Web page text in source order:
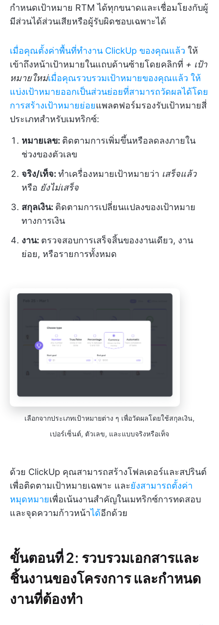
กำหนดเป้าหมาย RTM ได้ทุกขนาดและเชื่อมโยงกับผู้
มีส่วนได้ส่วนเสียหรือผู้รับผิดชอบเฉพาะได้
เมื่อคุณตั้งค่าพื้นที่ทำงาน ClickUp ของคุณแล้ว ให้
เข้าถึงหน้าเป้าหมายในแถบด้านซ้ายโดยคลิกที่ + เป้า
หมายใหม่เมื่อคุณรวบรวมเป้าหมายของคุณแล้ว ให้
แบ่งเป้าหมายออกเป็นส่วนย่อยที่สามารถวัดผลได้โดย
การสร้างเป้าหมายย่อยแพลตฟอร์มรองรับเป้าหมายสี่
ประเภทสำหรับเมทริกซ์:
หมายเลข: ติดตามการเพิ่มขึ้นหรือลดลงภายใน
ช่วงของตัวเลข
จริง/เท็จ: ทำเครื่องหมายเป้าหมายว่า เสร็จแล้ว
หรือ ยังไม่เสร็จ
สกุลเงิน: ติดตามการเปลี่ยนแปลงของเป้าหมาย
ทางการเงิน
งาน: ตรวจสอบการเสร็จสิ้นของงานเดียว, งาน
ย่อย, หรือรายการทั้งหมด
เลือกจากประเภทเป้าหมายต่าง ๆ เพื่อวัดผลโดยใช้สกุลเงิน,
เปอร์เซ็นต์, ตัวเลข, และแบบจริงหรือเท็จ
ด้วย ClickUp คุณสามารถสร้างโฟลเดอร์และสปรินต์
เพื่อติดตามเป้าหมายเฉพาะ และยังสามารถตั้งค่า
หมุดหมายเพื่อเน้นงานสำคัญในเมทริกซ์การทดสอบ
และจุดความก้าวหน้าได้อีกด้วย
ขั้นตอนที่ 2: รวบรวมเอกสารและ
ชิ้นงานของโครงการ และกำหนด
งานที่ต้องทำ